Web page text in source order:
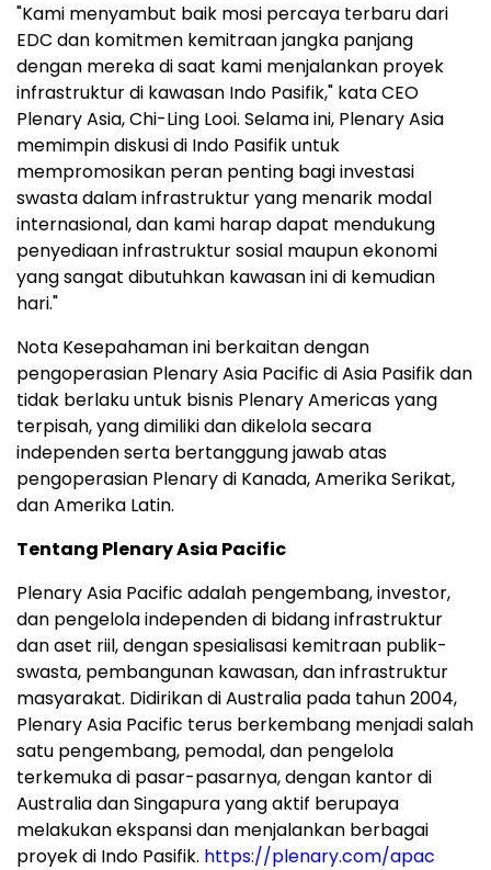
"Kami menyambut baik mosi percaya terbaru dari
EDC dan komitmen kemitraan jangka panjang
dengan mereka di saat kami menjalankan proyek
infrastruktur di kawasan Indo Pasifik," kata CEO
Plenary Asia, Chi-Ling Looi. Selama ini, Plenary Asia
memimpin diskusi di Indo Pasifik untuk
mempromosikan peran penting bagi investasi
swasta dalam infrastruktur yang menarik modal
internasional, dan kami harap dapat mendukung
penyediaan infrastruktur sosial maupun ekonomi
yang sangat dibutuhkan kawasan ini di kemudian
hari."
Nota Kesepahaman ini berkaitan dengan
pengoperasian Plenary Asia Pacific di Asia Pasifik dan
tidak berlaku untuk bisnis Plenary Americas yang
terpisah, yang dimiliki dan dikelola secara
independen serta bertanggung jawab atas
pengoperasian Plenary di Kanada, Amerika Serikat,
dan Amerika Latin.
Tentang Plenary Asia Pacific
Plenary Asia Pacific adalah pengembang, investor,
dan pengelola independen di bidang infrastruktur
dan aset riil, dengan spesialisasi kemitraan publik-
swasta, pembangunan kawasan, dan infrastruktur
masyarakat. Didirikan di Australia pada tahun 2004,
Plenary Asia Pacific terus berkembang menjadi salah
satu pengembang, pemodal, dan pengelola
terkemuka di pasar-pasarnya, dengan kantor di
Australia dan Singapura yang aktif berupaya
melakukan ekspansi dan menjalankan berbagai
proyek di Indo Pasifik. https://plenary.com/apac